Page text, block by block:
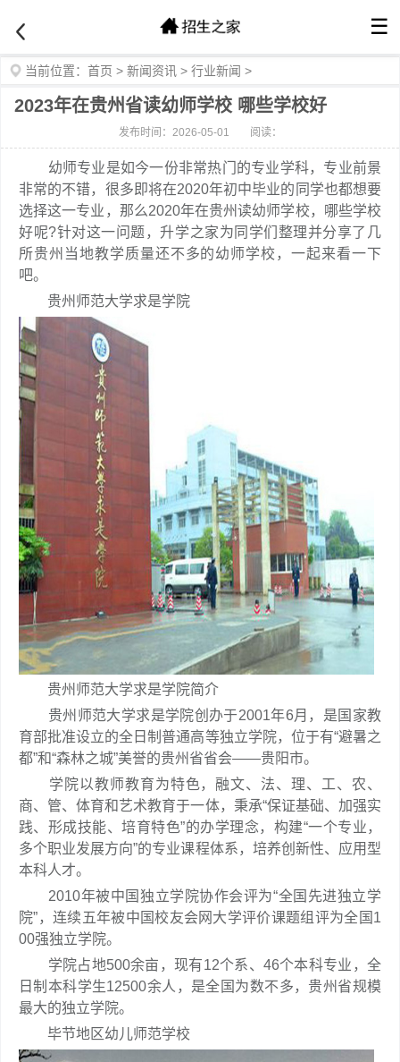
☰
当前位置： 首页 > 新闻资讯 > 行业新闻 >
2023年在贵州省读幼师学校 哪些学校好
发布时间：2026-05-01 阅读：
幼师专业是如今一份非常热门的专业学科，专业前景
非常的不错，很多即将在2020年初中毕业的同学也都想要
选择这一专业，那么2020年在贵州读幼师学校，哪些学校
好呢?针对这一问题，升学之家为同学们整理并分享了几
所贵州当地教学质量还不多的幼师学校，一起来看一下
吧。
贵州师范大学求是学院
贵州师范大学求是学院简介
贵州师范大学求是学院创办于2001年6月，是国家教
育部批准设立的全日制普通高等独立学院，位于有“避暑之
都”和“森林之城”美誉的贵州省省会――贵阳市。
学院以教师教育为特色，融文、法、理、工、农、
商、管、体育和艺术教育于一体，秉承“保证基础、加强实
践、形成技能、培育特色”的办学理念，构建“一个专业，
多个职业发展方向”的专业课程体系，培养创新性、应用型
本科人才。
2010年被中国独立学院协作会评为“全国先进独立学
院”，连续五年被中国校友会网大学评价课题组评为全国1
00强独立学院。
学院占地500余亩，现有12个系、46个本科专业，全
日制本科学生12500余人，是全国为数不多，贵州省规模
最大的独立学院。
毕节地区幼儿师范学校